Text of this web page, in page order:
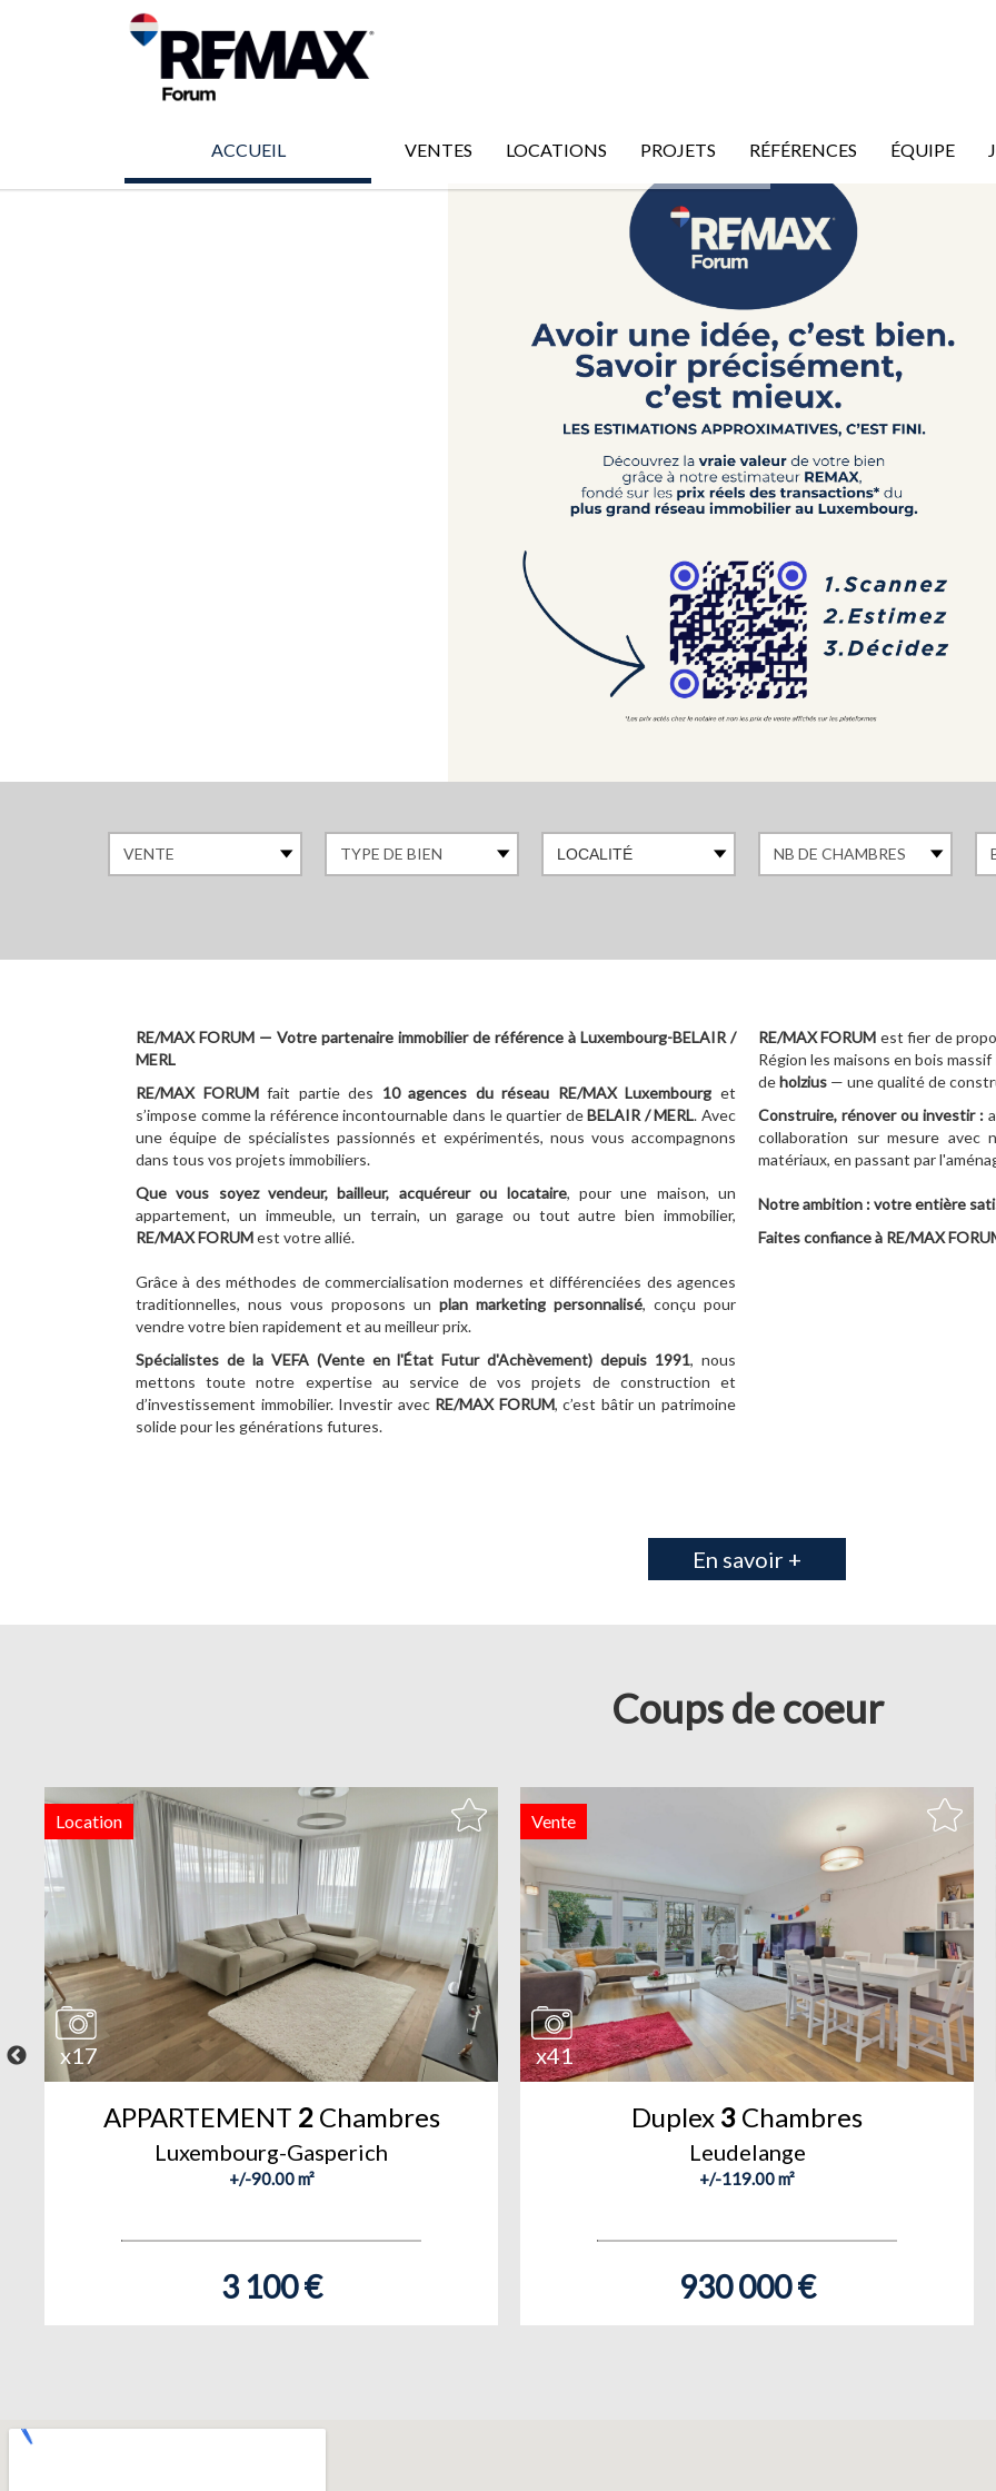
ACCUEIL VENTES LOCATIONS PROJETS RÉFÉRENCES ÉQUIPE
LOCALITÉ
RE/MAX FORUM — Votre partenaire immobilier de référence à Luxembourg-BELAIR /
MERL
RE/MAX FORUMfait partie des 10agences du réseau RE/MAX Luxembourg et
s’impose comme la référence incontournable dans le quartier deBELAIR / MERL. Avec
une équipe de spécialistes passionnés et expérimentés, nous vous accompagnons
dans tous vos projets immobiliers.
Que vous soyez vendeur, bailleur, acquéreur ou locataire, pour une maison, un
appartement, un immeuble, un terrain, un garage ou tout autre bien immobilier,
RE/MAX FORUMest votre allié.
Grâce à des méthodes de commercialisation modernes et différenciées des agences
traditionnelles, nous vous proposons un plan marketing personnalisé, conçu pour
vendre votre bien rapidement et au meilleur prix.
Spécialistes de la VEFA (Vente en l'État Futur d'Achèvement) depuis 1991, nous
mettons toute notre expertise au service de vos projets de construction et
d’investissement immobilier. Investir avec RE/MAX FORUM, c’est bâtir un patrimoine
solide pour les générations futures.
RE/MAX FORUM est fier de
Région les maisons en bois massif
deholzius — une qualité de
Construire, rénover ou investir :
collaboration sur mesure
matériaux, en passant par
Notre ambition : votre entière
Faites confiance à RE/MAX
En savoir +
Coups de coeur
x17
Location
APPARTEMENT 2Chambres
Luxembourg-Gasperich
+/-90.00 m²
3 100 €
x41
Vente
Duplex 3 Chambres
Leudelange
+/-119.00 m²
930 000 €